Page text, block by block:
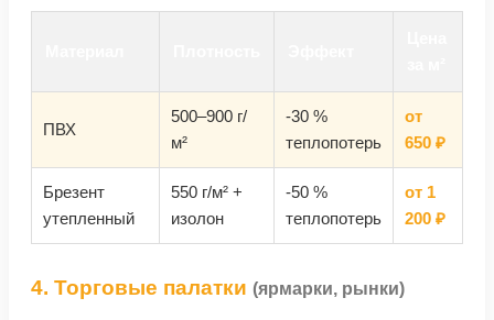
ПВХ
500–900 г/
м²
-30 %
теплопотерь
от
650 ₽
Брезент
утепленный
550 г/м² +
изолон
-50 %
теплопотерь
от 1
200 ₽
4. Торговые палатки (ярмарки, рынки)